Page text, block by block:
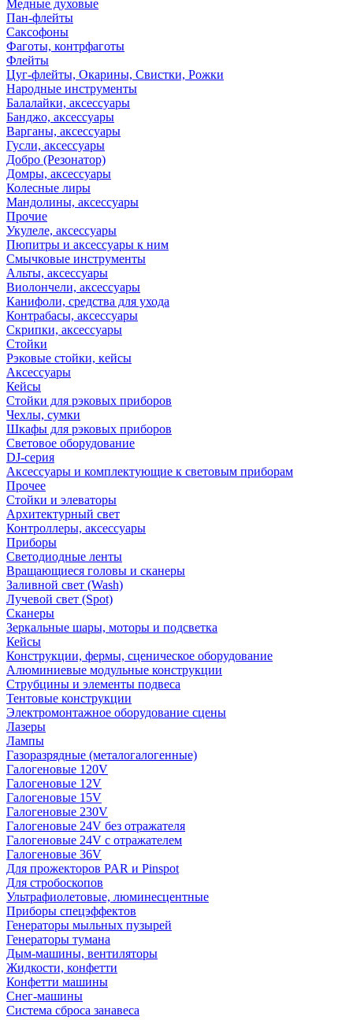
Медные духовые
Пан-флейты
Саксофоны
Фаготы, контрфаготы
Флейты
Цуг-флейты, Окарины, Свистки, Рожки
Народные инструменты
Балалайки, аксессуары
Банджо, аксессуары
Варганы, аксессуары
Гусли, аксессуары
Добро (Резонатор)
Домры, аксессуары
Колесные лиры
Мандолины, аксессуары
Прочие
Укулеле, аксессуары
Пюпитры и аксессуары к ним
Смычковые инструменты
Альты, аксессуары
Виолончели, аксессуары
Канифоли, средства для ухода
Контрабасы, аксессуары
Скрипки, аксессуары
Стойки
Рэковые стойки, кейсы
Аксессуары
Кейсы
Стойки для рэковых приборов
Чехлы, сумки
Шкафы для рэковых приборов
Световое оборудование
DJ-серия
Аксессуары и комплектующие к световым приборам
Прочее
Стойки и элеваторы
Архитектурный свет
Контроллеры, аксессуары
Приборы
Светодиодные ленты
Вращающиеся головы и сканеры
Заливной свет (Wash)
Лучевой свет (Spot)
Сканеры
Зеркальные шары, моторы и подсветка
Кейсы
Конструкции, фермы, сценическое оборудование
Алюминиевые модульные конструкции
Струбцины и элементы подвеса
Тентовые конструкции
Электромонтажное оборудование сцены
Лазеры
Лампы
Газоразрядные (металогалогенные)
Галогеновые 120V
Галогеновые 12V
Галогеновые 15V
Галогеновые 230V
Галогеновые 24V без отражателя
Галогеновые 24V с отражателем
Галогеновые 36V
Для прожекторов PAR и Pinspot
Для стробоскопов
Ультрафиолетовые, люминесцентные
Приборы спецэффектов
Генераторы мыльных пузырей
Генераторы тумана
Дым-машины, вентиляторы
Жидкости, конфетти
Конфетти машины
Снег-машины
Система сброса занавеса